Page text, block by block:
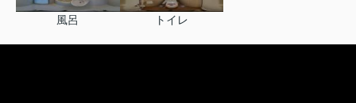
風呂 トイレ